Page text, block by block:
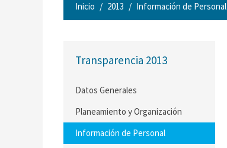
Inicio 2013 Información de Personal
Transparencia 2013
Datos Generales
Planeamiento y Organización
Información de Personal